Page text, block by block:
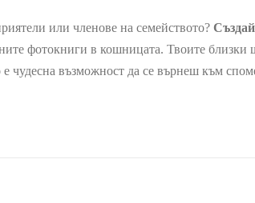
или членове на семейството?
фотокниги в кошницата. Твоите близки
чудесна възможност да се върнеш към